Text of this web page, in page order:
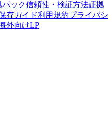
パック信頼性・検証方法証拠
存ガイド利用規約プライバシ
外向けLP